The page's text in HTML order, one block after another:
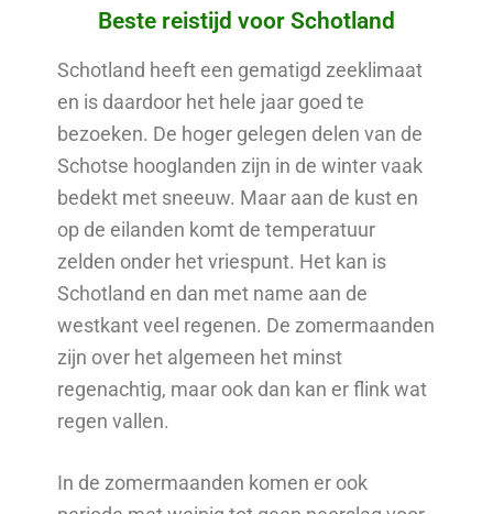
Beste reistijd voor Schotland
Schotland heeft een gematigd zeeklimaat
en is daardoor het hele jaar goed te
bezoeken. De hoger gelegen delen van de
Schotse hooglanden zijn in de winter vaak
bedekt met sneeuw. Maar aan de kust en
op de eilanden komt de temperatuur
zelden onder het vriespunt. Het kan is
Schotland en dan met name aan de
westkant veel regenen. De zomermaanden
zijn over het algemeen het minst
regenachtig, maar ook dan kan er flink wat
regen vallen.
In de zomermaanden komen er ook